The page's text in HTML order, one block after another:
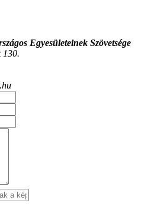
Egyesületeinek Szövetsége
130.